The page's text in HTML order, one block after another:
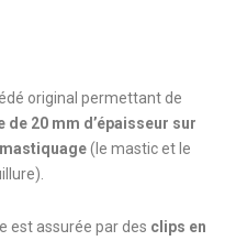
original permettant de
de 20 mm d’épaisseur sur
(le mastic et le
est assurée par des clips en